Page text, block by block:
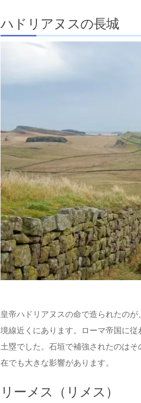
ハドリアヌスの長城
皇帝ハドリアヌスの命で造られたの
境線近くにあります。ローマ帝国に
土塁でした。石垣で補強されたのは
在でも大きな影響があります。
リーメス（リメス）